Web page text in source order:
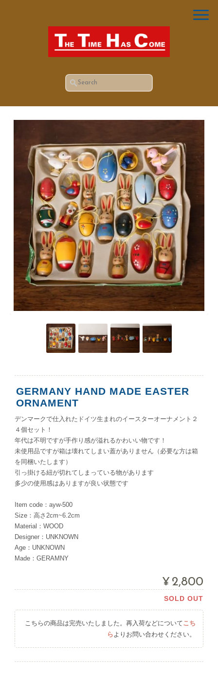
GERMANY HAND MADE EASTER
ORNAMENT
デンマークで仕入れたドイツ生まれのイースターオーナメント２
４個セット！
年代は不明ですが手作り感が溢れるかわいい物です！
未使用品ですが箱は壊れてしまい蓋がありません（必要な方は箱
を同梱いたします）
引っ掛ける紐が切れてしまっている物があります
多少の使用感はありますが良い状態です
Item code：ayw-500
Size：高さ2cm~6.2cm
Material：WOOD
Designer：UNKNOWN
Age：UNKNOWN
Made：GERAMNY
¥2,800
SOLD OUT
こちらの商品は完売いたしました。再入荷などについてこち
ら よりお問い合わせください。